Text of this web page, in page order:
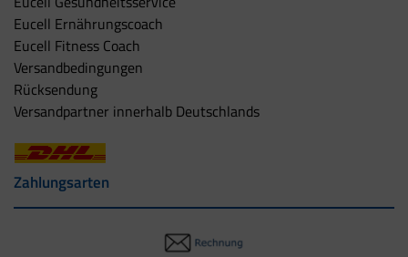
Eucell Ernährungscoach
Eucell Fitness Coach
Versandbedingungen
Rücksendung
Versandpartner innerhalb Deutschlands
Zahlungsarten